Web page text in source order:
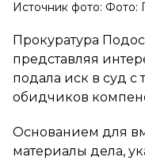
Источник фото:
Прокуратура
представляя
подала иск в суд с
обидчиков
Основанием для
материалы дела,